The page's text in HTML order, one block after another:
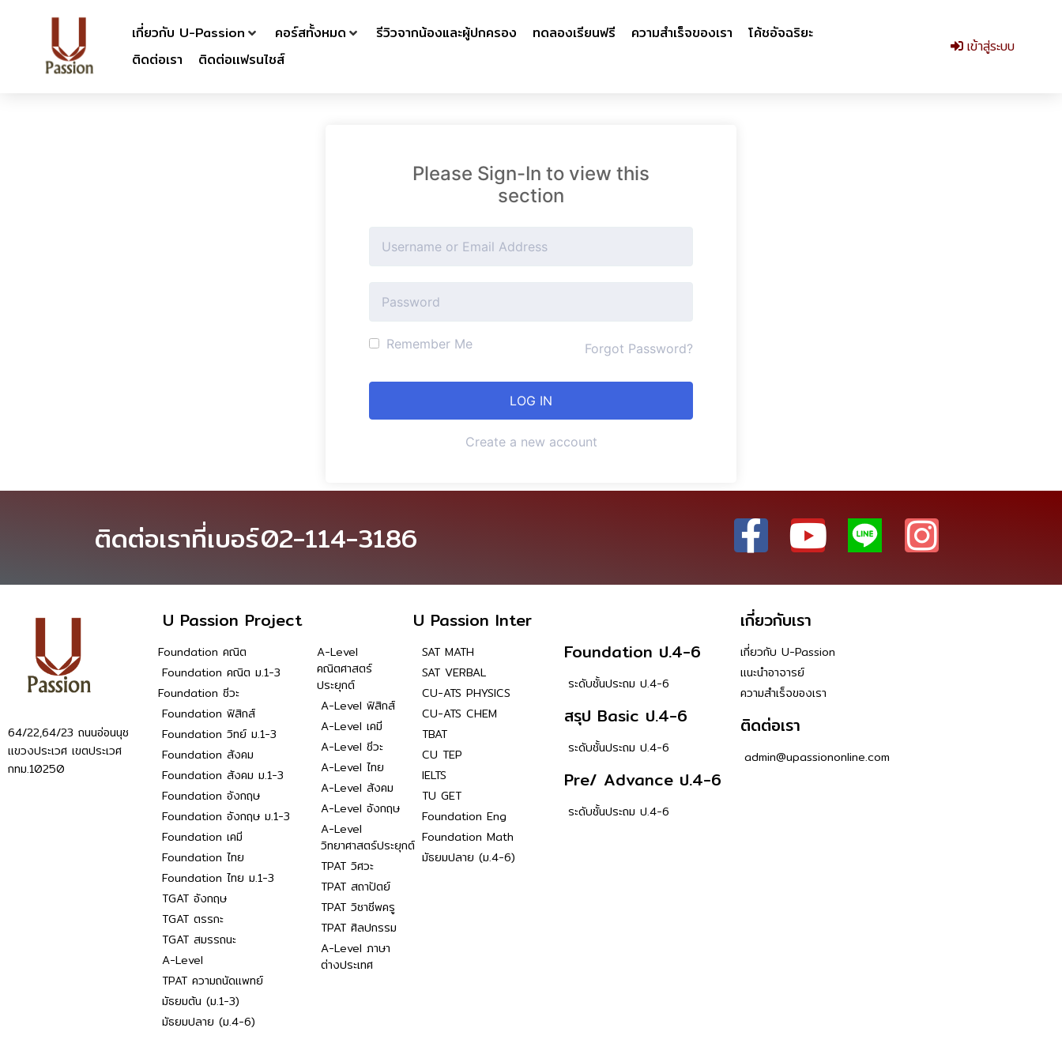
เกี่ยวกับ U-Passion คอร์สทั้งหมด รีวิวจากน้องและผู้ปกครอง ทดลองเรียนฟรี ความสำเร็จของเรา
โค้ชอัจฉริยะ
ติดต่อเรา
ติดต่อเเฟรนไชส์
เข้าสู่ระบบ
Please Sign-In to view this
section
Remember Me Forgot Password?
Create a new account
ติดต่อเราที่เบอร์02-114-3186
U Passion Project U Passion Inter เกี่ยวกับเรา
64/22,64/23 ถนนอ่อนนุช
แขวงประเวศ เขตประเวศ
กทม.10250
Foundation คณิต
Foundation คณิต ม.1-3
Foundation ชีวะ
Foundation ฟิสิกส์
Foundation วิทย์ ม.1-3
Foundation สังคม
Foundation สังคม ม.1-3
Foundation อังกฤษ
Foundation อังกฤษ ม.1-3
Foundation เคมี
Foundation ไทย
Foundation ไทย ม.1-3
TGAT อังกฤษ
TGAT ตรรกะ
TGAT สมรรถนะ
A-Level
TPAT ความถนัดแพทย์
มัธยมต้น (ม.1-3)
มัธยมปลาย (ม.4-6)
A-Level
คณิตศาสตร์
ประยุกต์
A-Level ฟิสิกส์
A-Level เคมี
A-Level ชีวะ
A-Level ไทย
A-Level สังคม
A-Level อังกฤษ
A-Level
วิทยาศาสตร์ประยุกต์
TPAT วิศวะ
TPAT สถาปัตย์
TPAT วิชาชีพครู
TPAT ศิลปกรรม
A-Level ภาษา
ต่างประเทศ
SAT MATH
SAT VERBAL
CU-ATS PHYSICS
CU-ATS CHEM
TBAT
CU TEP
IELTS
TU GET
Foundation Eng
Foundation Math
มัธยมปลาย (ม.4-6)
Foundation ป.4-6
ระดับชั้นประถม ป.4-6
สรุป Basic ป.4-6
ระดับชั้นประถม ป.4-6
Pre/ Advance ป.4-6
ระดับชั้นประถม ป.4-6
เกี่ยวกับ U-Passion
แนะนำอาจารย์
ความสำเร็จของเรา
ติดต่อเรา
admin@upassiononline.com